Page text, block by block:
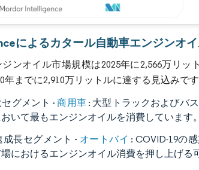
によるカタール自動車エンジンオ
ンオイル市場規模は2025年に2,566万リ
年までに2,910万リットルに達する見込みです
グメント -商用車: 大型トラックおよびバ
いて最もエンジンオイルを消費しています。
長セグメント - オートバイ : COVID-19の
におけるエンジンオイル消費を押し上げる